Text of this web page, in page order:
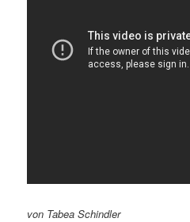
von Tabea Schindler